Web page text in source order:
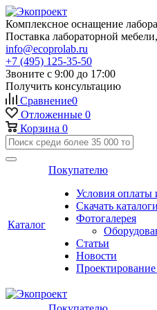
Комплексное оснащение
Поставка лабораторной
info@ecoprolab.ru
+7 (495) 125-35-50
Звоните с 9:00 до 17:00
Получить консультацию
Сравнение0
Отложенные 0
Корзина 0
Каталог
Покупателю
Условия оплаты
Скачать каталоги
Фотогалерея
Статьи
Новости